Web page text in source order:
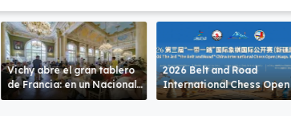
Vichy abre el gran tablero
de Francia: en un Nacional
de alto nivel
2026 Belt and Road
International Chess Open